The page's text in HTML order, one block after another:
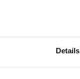
Details